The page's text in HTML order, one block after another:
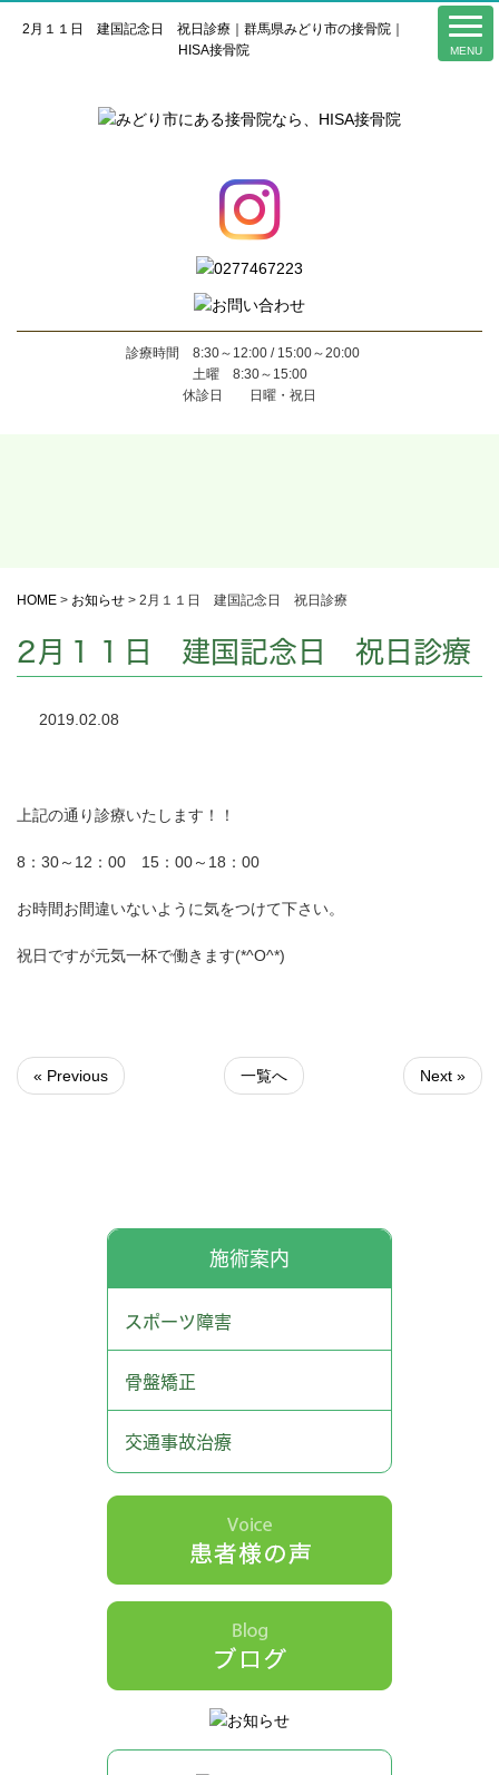
2月１１日 建国記念日 祝日診療｜群馬県みどり市の接骨院｜
HISA接骨院
診療時間 8:30～12:00 / 15:00～20:00
土曜 8:30～15:00
休診日 日曜・祝日
HOME > お知らせ > 2月１１日 建国記念日 祝日診療
2月１１日 建国記念日 祝日診療
2019.02.08
上記の通り診療いたします！！
8：30～12：00 15：00～18：00
お時間お間違いないように気をつけて下さい。
祝日ですが元気一杯で働きます(*^O^*)
« Previous 一覧へ Next »
施術案内
スポーツ障害
骨盤矯正
交通事故治療